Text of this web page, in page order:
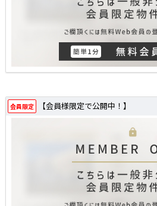
会員限定 【会員様限定で公開中！】